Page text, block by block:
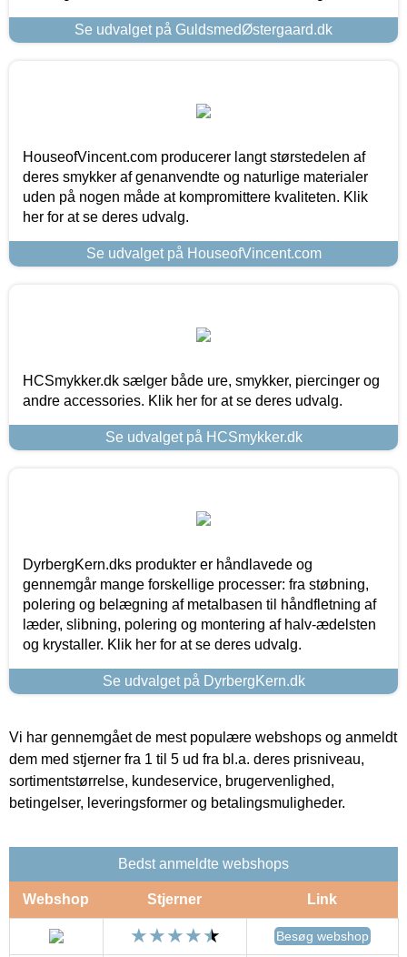
Se udvalget på GuldsmedØstergaard.dk
HouseofVincent.com producerer langt størstedelen af
deres smykker af genanvendte og naturlige materialer
uden på nogen måde at kompromittere kvaliteten. Klik
her for at se deres udvalg.
Se udvalget på HouseofVincent.com
HCSmykker.dk sælger både ure, smykker, piercinger og
andre accessories. Klik her for at se deres udvalg.
Se udvalget på HCSmykker.dk
DyrbergKern.dks produkter er håndlavede og
gennemgår mange forskellige processer: fra støbning,
polering og belægning af metalbasen til håndfletning af
læder, slibning, polering og montering af halv-ædelsten
og krystaller. Klik her for at se deres udvalg.
Se udvalget på DyrbergKern.dk
Vi har gennemgået de mest populære webshops og anmeldt
dem med stjerner fra 1 til 5 ud fra bl.a. deres prisniveau,
sortimentstørrelse, kundeservice, brugervenlighed,
betingelser, leveringsformer og betalingsmuligheder.
Bedst anmeldte webshops
Webshop Stjerner Link
Besøg webshop